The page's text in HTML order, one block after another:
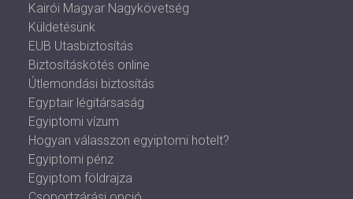
Kairói Magyar Nagykövetség
Küldetésünk
EUB Utasbiztosítás
Biztosításkötés online
Útlemondási biztosítás
Egyptair légitársaság
Egyiptomi vízum
Hogyan válasszon egyiptomi hotelt?
Egyiptomi pénz
Egyiptom földrajza